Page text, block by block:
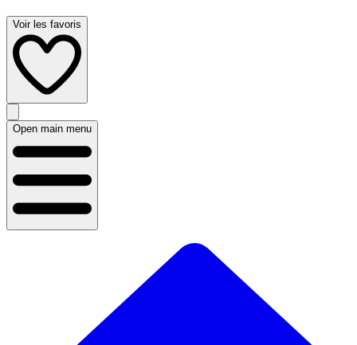
Voir les favoris
Open main menu